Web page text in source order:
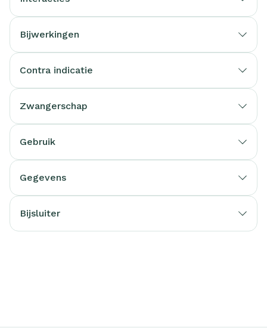
Bijwerkingen
Contra indicatie
Zwangerschap
Gebruik
Gegevens
Bijsluiter